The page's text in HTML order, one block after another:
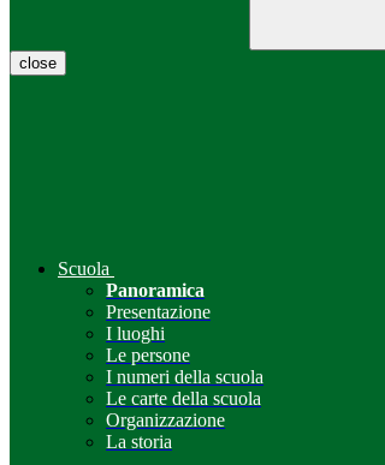
close
Scuola
Panoramica
Presentazione
I luoghi
Le persone
I numeri della scuola
Le carte della scuola
Organizzazione
La storia